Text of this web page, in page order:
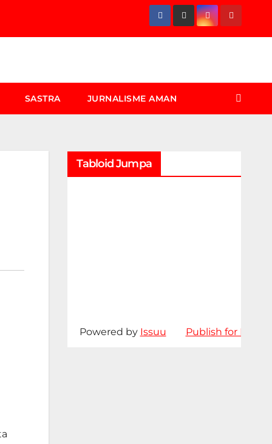
SASTRA JURNALISME AMAN
Tabloid Jumpa
Powered by Issuu Publish for Free